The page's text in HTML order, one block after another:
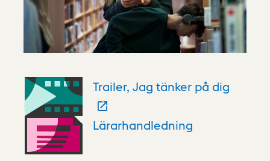
Trailer, Jag tänker på dig
Lärarhandledning